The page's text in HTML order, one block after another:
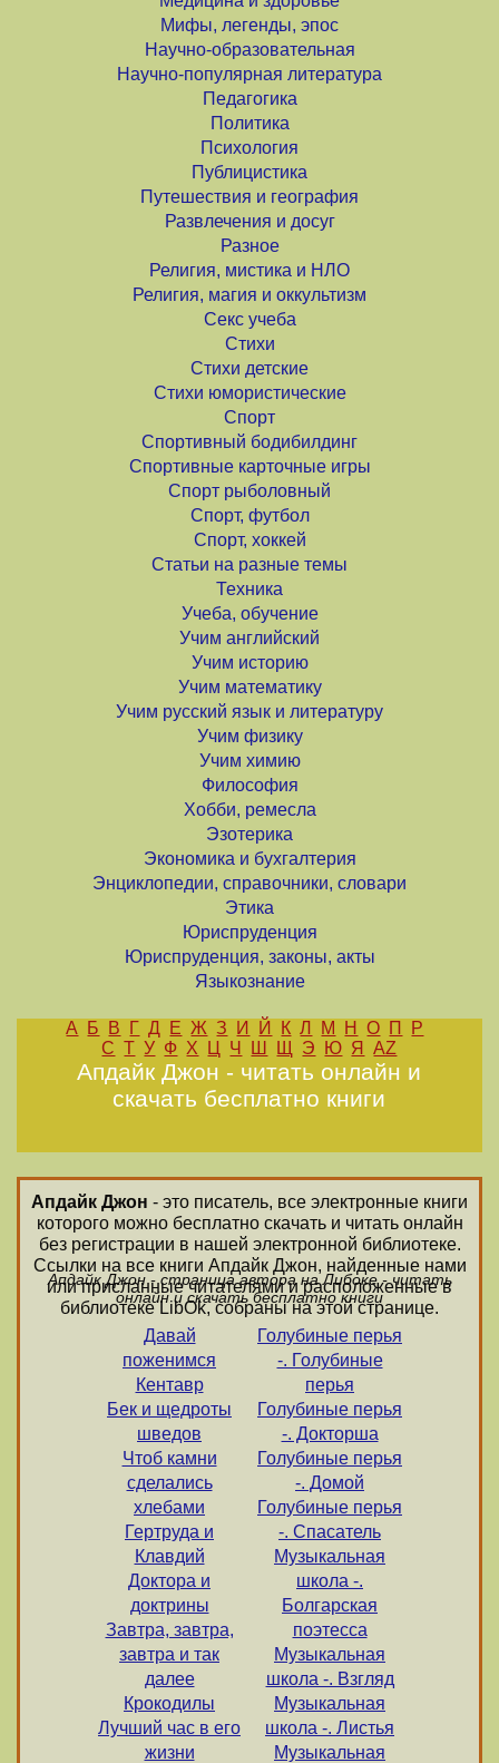
Мифы, легенды, эпос
Научно-образовательная
Научно-популярная литература
Педагогика
Политика
Психология
Публицистика
Путешествия и география
Развлечения и досуг
Разное
Религия, мистика и НЛО
Религия, магия и оккультизм
Секс учеба
Стихи
Стихи детские
Стихи юмористические
Спорт
Спортивный бодибилдинг
Спортивные карточные игры
Спорт рыболовный
Спорт, футбол
Спорт, хоккей
Статьи на разные темы
Техника
Учеба, обучение
Учим английский
Учим историю
Учим математику
Учим русский язык и литературу
Учим физику
Учим химию
Философия
Хобби, ремесла
Эзотерика
Экономика и бухгалтерия
Энциклопедии, справочники, словари
Этика
Юриспруденция
Юриспруденция, законы, акты
Языкознание
А Б В Г Д Е Ж З И Й К Л М Н О П
Р
С Т У Ф Х Ц Ч Ш Щ Э Ю Я AZ
Апдайк Джон - читать онлайн и
скачать бесплатно книги
Апдайк Джон - это писатель, все электронные книги
которого можно бесплатно скачать и читать онлайн
без регистрации в нашей электронной библиотеке.
Ссылки на все книги Апдайк Джон, найденные нами
или присланные читателями и расположенные в
библиотеке LibOk, собраны на этой странице.
Апдайк Джон - страница автора на Либоке - читать
онлайн и скачать бесплатно книги
Давай
поженимся
Кентавр
Бек и щедроты
шведов
Чтоб камни
сделались
хлебами
Гертруда и
Клавдий
Доктора и
доктрины
Завтра, завтра,
завтра и так
далее
Крокодилы
Лучший час в его
жизни
Голубиные перья
-. Голубиные
перья
Голубиные перья
-. Докторша
Голубиные перья
-. Домой
Голубиные перья
-. Спасатель
Музыкальная
школа -.
Болгарская
поэтесса
Музыкальная
школа -. Взгляд
Музыкальная
школа -. Листья
Музыкальная